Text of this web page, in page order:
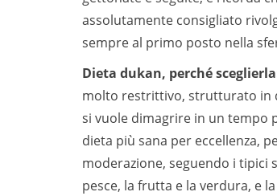
assolutamente consigliato
sempre al primo posto nella
Dieta dukan, perché
molto restrittivo, strutturato in
si vuole dimagrire in un tempo
dieta più sana per eccellenza,
moderazione, seguendo i tipici
pesce, la frutta e la verdura, e